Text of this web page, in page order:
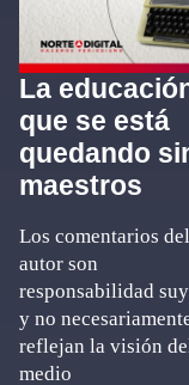
La
que se está
quedando
maestros
Los comentarios del
autor son
responsabilidad
y no
reflejan la visión
medio